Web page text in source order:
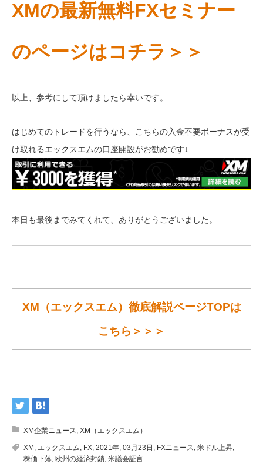
XMの最新無料FXセミナー
のページはコチラ＞＞
以上、参考にして頂けましたら幸いです。
はじめてのトレードを行うなら、こちらの入金不要ボーナスが受
け取れるエックスエムの口座開設がお勧めです↓
本日も最後までみてくれて、ありがとうございました。
XM（エックスエム）徹底解説ページTOPは
こちら＞＞＞
XM企業ニュース, XM（エックスエム）
XM , エックスエム, FX, 2021年, 03月23日 , FXニュース, 米ドル上昇,
株価下落, 欧州の経済封鎖, 米議会証言